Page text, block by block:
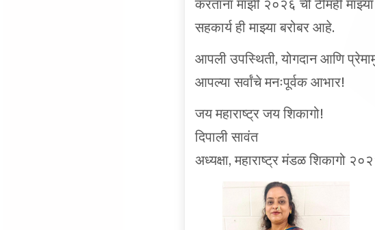
सहकार्य ही माझ्या बरोबर आहे.
आपल्या सर्वांचे मनःपूर्वक आभार!
दिपाली सावंत
अध्यक्षा, महाराष्ट्र मंडळ शिकागो २०२६